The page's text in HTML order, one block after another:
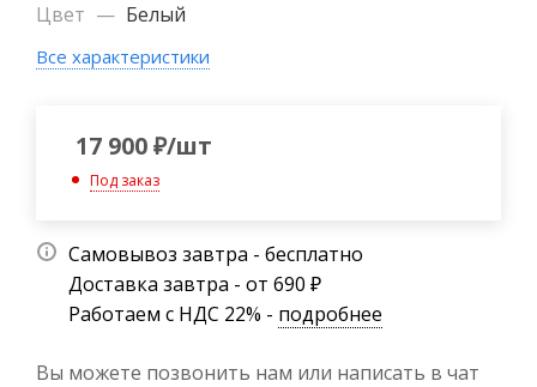
Цвет — Белый
Все характеристики
17 900₽/шт
Под заказ
Самовывоз завтра - бесплатно
Доставка завтра - от 690 ₽
Работаем с НДС 22% - подробнее
Вы можете позвонить нам или написать в чат